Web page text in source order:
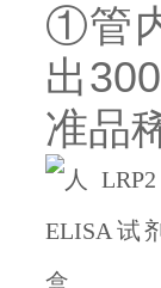
①管
出
准品